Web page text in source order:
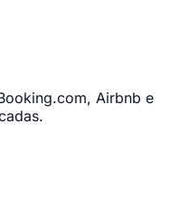
Airbnb e